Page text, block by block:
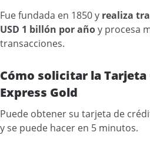
Fue fundada en 1850 y realiza
USD 1 billón por añoy procesa
transacciones.
Cómo solicitar la
Express Gold
Puede obtener su tarjeta de
y se puede hacer en 5 minutos.